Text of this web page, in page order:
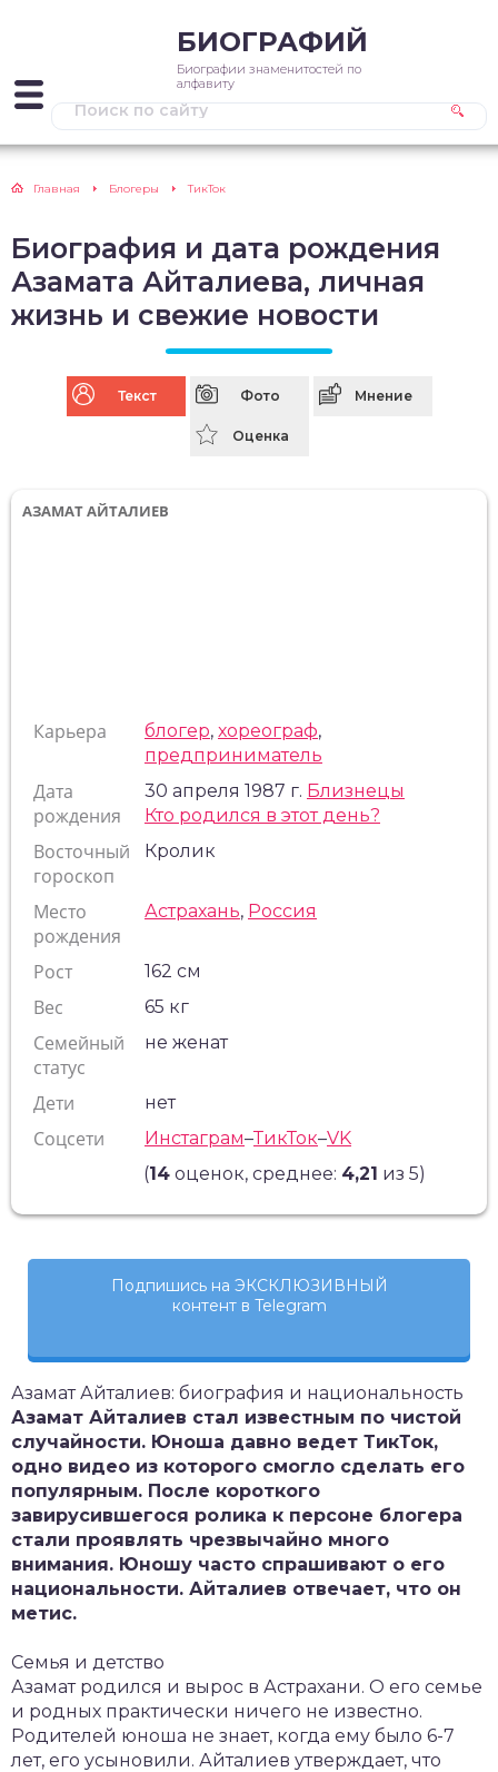
БИОГРАФИЙ
Биографии знаменитостей по
алфавиту
Главная Блогеры ТикТок
Биография и дата рождения
Азамата Айталиева, личная
жизнь и свежие новости
Текст Фото Мнение
Оценка
АЗАМАТ АЙТАЛИЕВ
Карьера блогер, хореограф,
предприниматель
Дата
рождения
30 апреля 1987 г. Близнецы
Кто родился в этот день?
Восточный
гороскоп
Кролик
Место
рождения
Астрахань, Россия
Рост 162 см
Вес 65 кг
Семейный
статус
не женат
Дети нет
Соцсети Инстаграм–ТикТок–VK
(14 оценок, среднее: 4,21 из 5)
Подпишись на ЭКСКЛЮЗИВНЫЙ
контент в Telegram
Азамат Айталиев: биография и национальность
Азамат Айталиев стал известным по чистой
случайности. Юноша давно ведет ТикТок,
одно видео из которого смогло сделать его
популярным. После короткого
завирусившегося ролика к персоне блогера
стали проявлять чрезвычайно много
внимания. Юношу часто спрашивают о его
национальности. Айталиев отвечает, что он
метис.
Семья и детство
Азамат родился и вырос в Астрахани. О его семье
и родных практически ничего не известно.
Родителей юноша не знает, когда ему было 6-7
лет, его усыновили. Айталиев утверждает, что